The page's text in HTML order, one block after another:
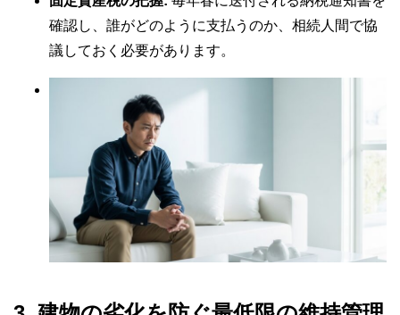
確認し、誰がどのように支払うのか、相続人間で協
議しておく必要があります。